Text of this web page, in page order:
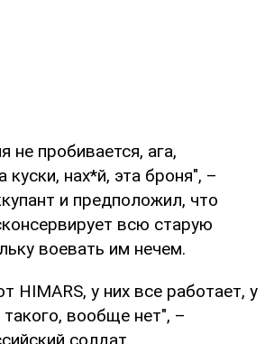
не пробивается, ага,
куски, нах*й, эта броня", –
и предположил, что
всю старую
воевать им нечем.
HIMARS, у них все работает, у
такого, вообще нет", –
солдат.